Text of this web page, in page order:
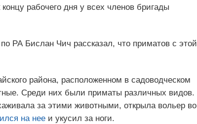
рабочего дня у всех членов бригады
РА Бислан Чич рассказал, что приматов с этой
района, расположенном в садоводческом
Среди них были приматы различных видов.
за этими животными, открыла вольер во
на нееи укусил за ноги.